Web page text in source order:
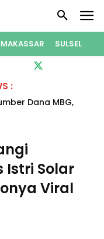
MAKASSAR SULSEL
:
Dana MBG,
Istri Solar
Viral